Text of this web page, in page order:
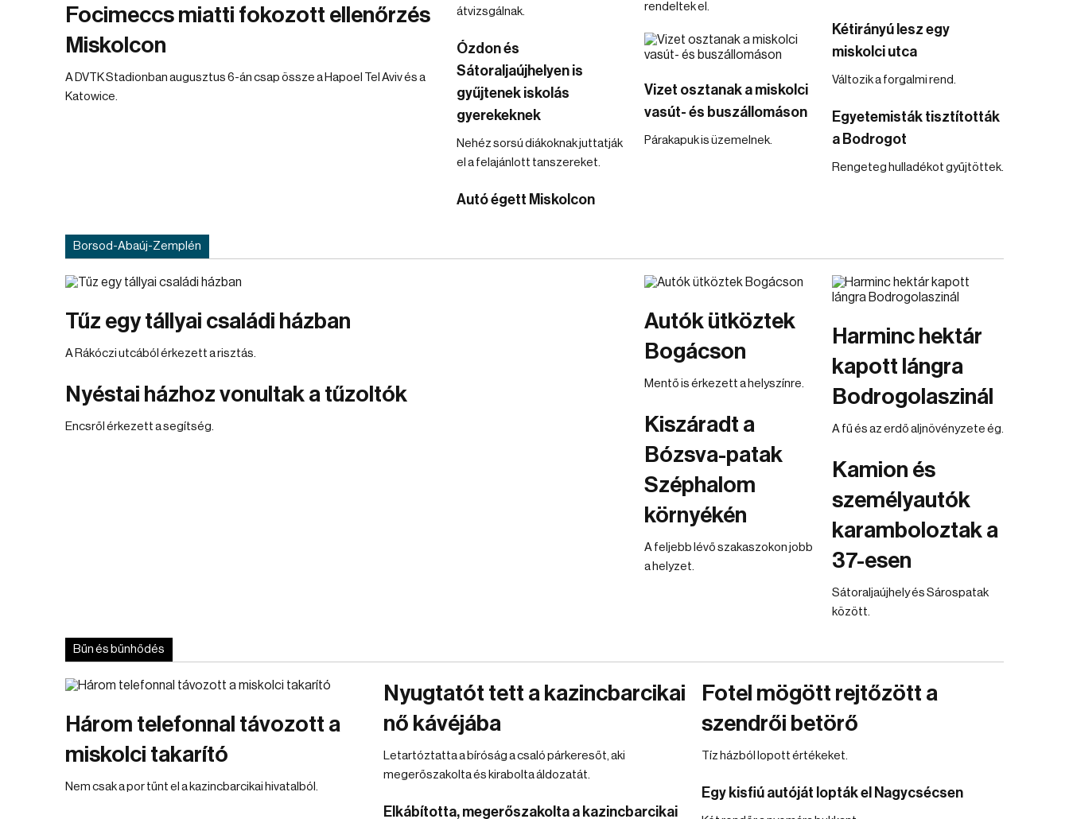
Focimeccs miatti fokozott ellenőrzés
Miskolcon
A DVTK Stadionban augusztus 6-án csap össze a Hapoel Tel Aviv és a
Katowice.
átvizsgálnak.
Ózdon és
Sátoraljaújhelyen is
gyűjtenek iskolás
gyerekeknek
Nehéz sorsú diákoknak juttatják
el a felajánlott tanszereket.
Autó égett Miskolcon
rendeltek el.
Vizet osztanak a miskolci
vasút- és buszállomáson
Párakapuk is üzemelnek.
Kétirányú lesz egy
miskolci utca
Változik a forgalmi rend.
Egyetemisták tisztították
a Bodrogot
Rengeteg hulladékot gyűjtöttek.
Borsod-Abaúj-Zemplén
Tűz egy tállyai családi házban
A Rákóczi utcából érkezett a risztás.
Nyéstai házhoz vonultak a tűzoltók
Encsről érkezett a segítség.
Autók ütköztek
Bogácson
Mentő is érkezett a helyszínre.
Kiszáradt a
Bózsva-patak
Széphalom
környékén
A feljebb lévő szakaszokon jobb
a helyzet.
Harminc hektár
kapott lángra
Bodrogolaszinál
A fű és az erdő aljnövényzete ég.
Kamion és
személyautók
karamboloztak a
37-esen
Sátoraljaújhely és Sárospatak
között.
Bűn és bűnhődés
Három telefonnal távozott a
miskolci takarító
Nem csak a por tűnt el a kazincbarcikai hivatalból.
Nyugtatót tett a kazincbarcikai
nő kávéjába
Letartóztatta a bíróság a csaló párkeresőt, aki
megerőszakolta és kirabolta áldozatát.
Elkábította, megerőszakolta a kazincbarcikai
Fotel mögött rejtőzött a
szendrői betörő
Tíz házból lopott értékeket.
Egy kisfiú autóját lopták el Nagycsécsen